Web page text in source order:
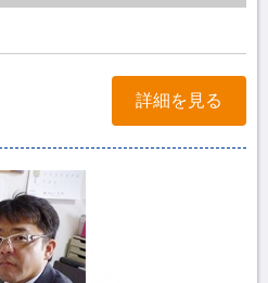
詳細を見る